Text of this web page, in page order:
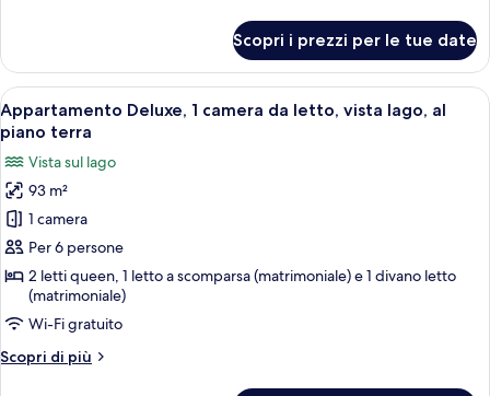
al
piano
terra
Deluxe,
camera
da
letto,
vista
lago,
al
piano
terra
Scopri i prezzi per le tue date
Apri
tutte
le
foto
per
Appartamento
Deluxe,
1
camera
da
letto,
Un ampio soggiorno con camino,
15
Appartamento Deluxe, 1 camera da letto, vista lago, al
piano terra
Vista sul lago
93 m²
1 camera
Per 6 persone
2 letti queen, 1 letto a scomparsa (matrimoniale) e 1 divano letto
(matrimoniale)
Wi-Fi gratuito
Scopri di più
Altri